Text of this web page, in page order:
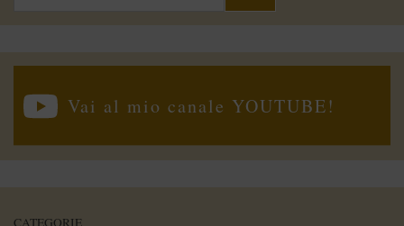
Vai al mio canale YOUTUBE!
CATEGORIE